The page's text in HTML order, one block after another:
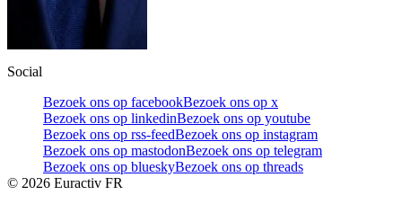
Social
Bezoek ons op facebookBezoek ons op x
Bezoek ons op linkedinBezoek ons op youtube
Bezoek ons op rss-feedBezoek ons op instagram
Bezoek ons op mastodonBezoek ons op telegram
Bezoek ons op blueskyBezoek ons op threads
© 2026 Euractiv FR